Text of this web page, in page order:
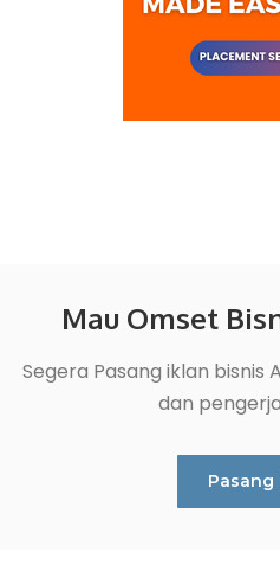
Mau Omset
Segera Pasang iklan bisnis
dan
Pasang